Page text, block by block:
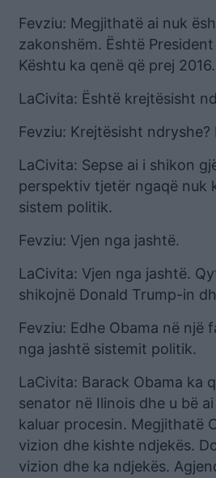
Fevziu: Megjithatë ai nuk
zakonshëm. Është
Kështu ka qenë që prej
LaCivita: Është krejtësisht
Fevziu: Krejtësisht ndryshe?
LaCivita: Sepse ai i shikon
perspektiv tjetër ngaqë nuk
sistem politik.
Fevziu: Vjen nga jashtë.
LaCivita: Vjen nga jashtë.
shikojnë Donald Trump-in
Fevziu: Edhe Obama në një
nga jashtë sistemit politik.
LaCivita: Barack Obama ka
senator në Ilinois dhe u bë
kaluar procesin. Megjithatë
vizion dhe kishte ndjekës.
vizion dhe ka ndjekës.